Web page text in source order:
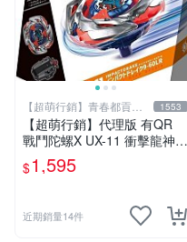
【超萌行銷】青春都貢獻
給玩具了
1553
【超萌行銷】代理版 有QR
戰鬥陀螺X UX-11 衝擊龍神 9
-60LR 豪華組 附發射器
$1,595
近期銷量14件